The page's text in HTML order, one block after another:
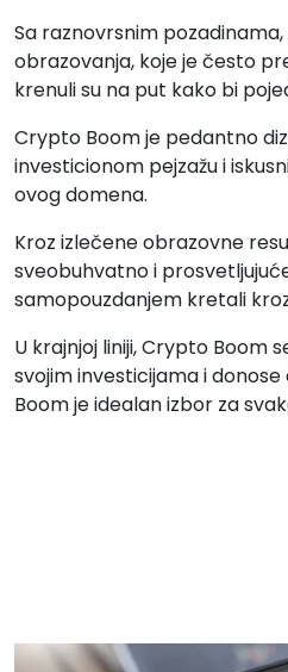
Sa raznovrsnim
obrazovanja, koje je često
krenuli su na put kako bi
Crypto Boom je pedantno
investicionom pejzažu i
ovog domena.
Kroz izlečene obrazovne
sveobuhvatno i
samopouzdanjem kretali
U krajnjoj liniji, Crypto Boom
svojim investicijama i
Boom je idealan izbor za